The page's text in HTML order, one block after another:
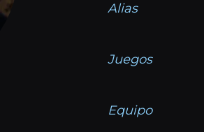
Alias
Juegos
Equipo